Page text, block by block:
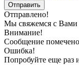
Отправлено!
Мы свяжемся с Вами
Внимание!
Сообщение
Ошибка!
Попробуйте еще раз